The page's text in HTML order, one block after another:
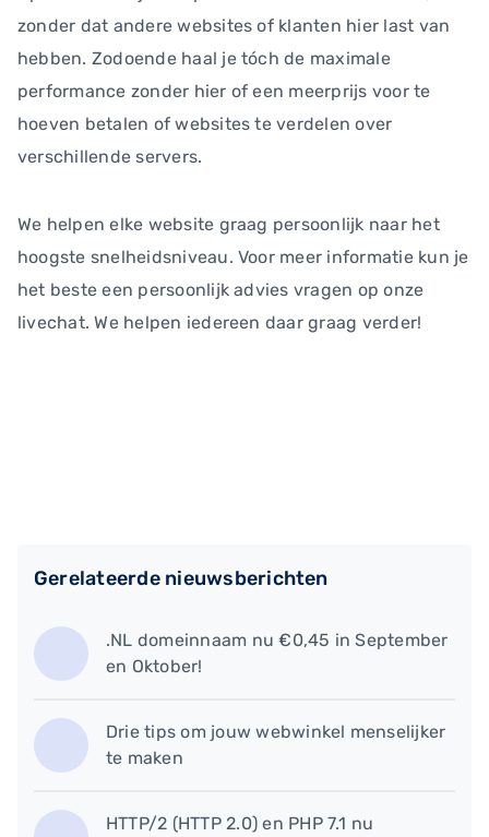
zonder dat andere websites of klanten hier last van
hebben. Zodoende haal je tóch de maximale
performance zonder hier of een meerprijs voor te
hoeven betalen of websites te verdelen over
verschillende servers.
We helpen elke website graag persoonlijk naar het
hoogste snelheidsniveau. Voor meer informatie kun je
het beste een persoonlijk advies vragen op onze
livechat. We helpen iedereen daar graag verder!
Gerelateerde nieuwsberichten
.NL domeinnaam nu €0,45 in September
en Oktober!
​Drie tips om jouw webwinkel menselijker
te maken
HTTP/2 (HTTP 2.0) en PHP 7.1 nu